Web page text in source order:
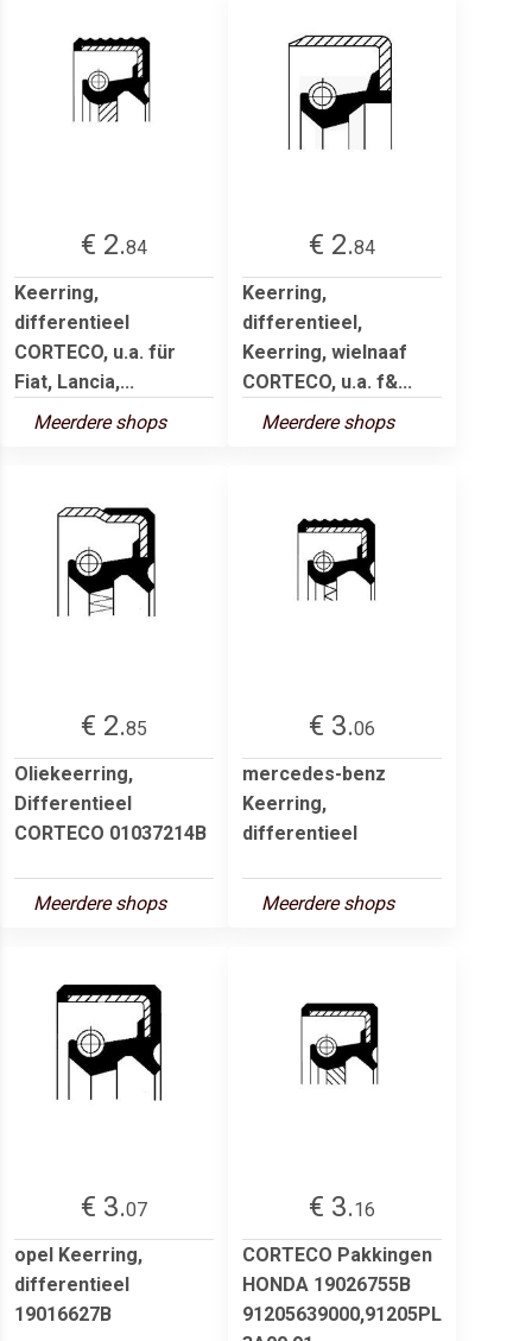
€ 2.84
Keerring,
differentieel
CORTECO, u.a. für
Fiat, Lancia,...
Meerdere shops
€ 2.84
Keerring,
differentieel,
Keerring, wielnaaf
CORTECO, u.a. f&...
Meerdere shops
€ 2.85
Oliekeerring,
Differentieel
CORTECO 01037214B
Meerdere shops
€ 3.06
mercedes-benz
Keerring,
differentieel
Meerdere shops
€ 3.07
opel Keerring,
differentieel
19016627B
€ 3.16
CORTECO Pakkingen
HONDA 19026755B
91205639000,91205PL